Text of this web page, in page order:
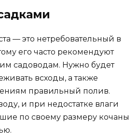
— это нетребовательный в
его часто рекомендуют
садоводам. Нужно будет
всходы, а также
правильный полив.
и при недостатке влаги
по своему размеру кочаны